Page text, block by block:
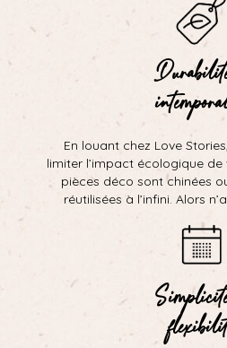
En louant chez Love
limiter l’impact écologique
pièces déco sont chinées
réutilisées à l’infini. Alors